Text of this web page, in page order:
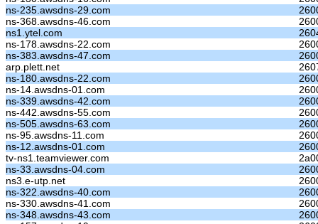
ns-235.awsdns-29.com
ns-368.awsdns-46.com
ns1.ytel.com
ns-178.awsdns-22.com
ns-383.awsdns-47.com
arp.plett.net
ns-180.awsdns-22.com
ns-14.awsdns-01.com
ns-339.awsdns-42.com
ns-442.awsdns-55.com
ns-505.awsdns-63.com
ns-95.awsdns-11.com
ns-12.awsdns-01.com
tv-ns1.teamviewer.com
ns-33.awsdns-04.com
ns3.e-utp.net
ns-322.awsdns-40.com
ns-330.awsdns-41.com
ns-348.awsdns-43.com